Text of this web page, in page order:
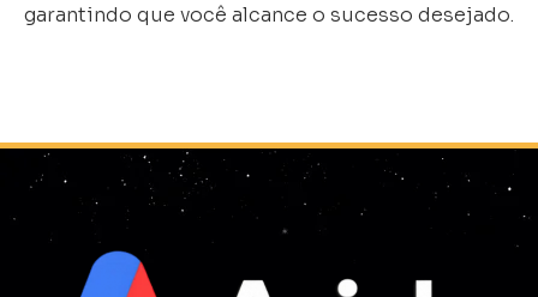
garantindo que você alcance o sucesso desejado.